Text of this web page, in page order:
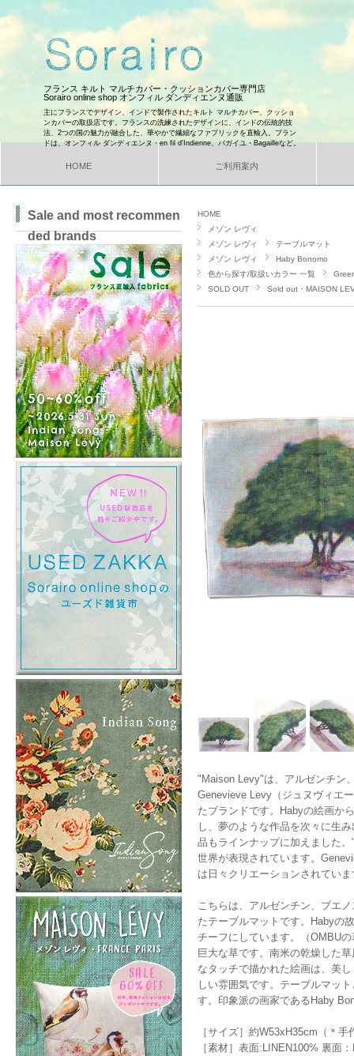
フランス キルト マルチカバー・クッションカバー専門店
Sorairo online shop オンフィル ダンディエンヌ通販
主にフランスでデザイン、インドで製作されたキルト マルチカバー、クッショ
ンカバーの取扱店です。フランスの洗練されたデザインに、インドの伝統的技
法、2つの国の魅力が融合した、華やかで繊細なファブリックを直輸入。ブラン
ドは、オンフィル ダンディエンヌ・en fil d'Indienne、バガイユ・Bagailleなど。
HOME ご利用案内
HOME
メゾン レヴィ
メゾン レヴィ
テーブルマット
メゾン レヴィ
Haby Bonomo
色から探す/取扱いカラー 一覧
SOLD OUT
Sold out・MAISON
"Maison Levy"は、アルゼンチン
Genevieve Levy（ジュヌヴィエ
たブランドです。Habyの絵画か
し、夢のような作品を次々に生
品もラインナップに加えました
世界が表現されています。
は日々クリエーションされていま
こちらは、アルゼンチン、ブエ
たテーブルマットです。Habyの
チーフにしています。（OMBU
巨大な草です。南米の乾燥した
なタッチで描かれた絵画は、美
しい雰囲気です。テーブルマッ
す。印象派の画家であるHaby
［サイズ］約W53xH35cm（＊
［素材］表面:LINEN100% 裏面
Sale and most recommen
ded brands